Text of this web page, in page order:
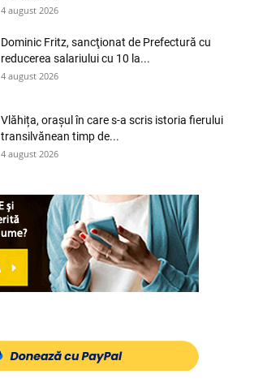
4 august 2026
Dominic Fritz, sancţionat de Prefectură cu
reducerea salariului cu 10 la...
4 august 2026
Vlăhița, orașul în care s-a scris istoria fierului
transilvănean timp de...
4 august 2026